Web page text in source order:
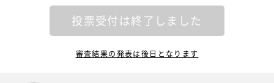
投票受付は終了しました
審査結果の発表は後日となります